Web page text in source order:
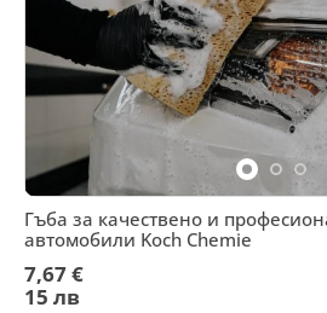
Гъба за качествено и
автомобили Koch Chemie
7,67 €
15 лв